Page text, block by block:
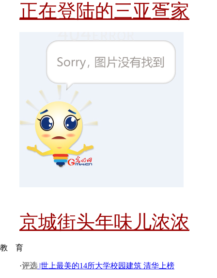
正在登陆的三亚疍家
京城街头年味儿浓浓
教 育
·评选 |世上最美的14所大学校园建筑 清华上榜